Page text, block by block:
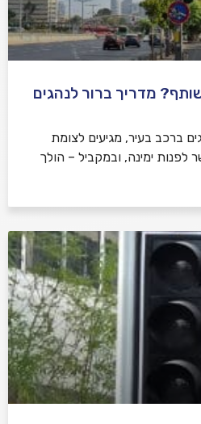
מדריך ברור לנהגים
ברכב בעיר, מגיעים לצומת
לפנות ימינה, ובמקביל – הולך